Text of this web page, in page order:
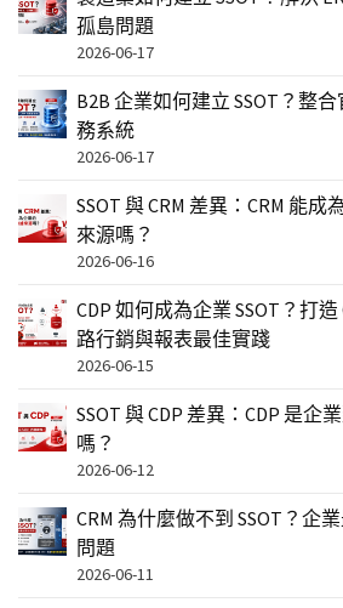
孤島問題
2026-06-17
B2B 企業如何建立 SSOT？整
務系統
2026-06-17
SSOT 與 CRM 差異：CRM 能
來源嗎？
2026-06-16
CDP 如何成為企業 SSOT？打
路行銷與報表最佳實踐
2026-06-15
SSOT 與 CDP 差異：CDP 是企
嗎？
2026-06-12
CRM 為什麼做不到 SSOT？企
問題
2026-06-11